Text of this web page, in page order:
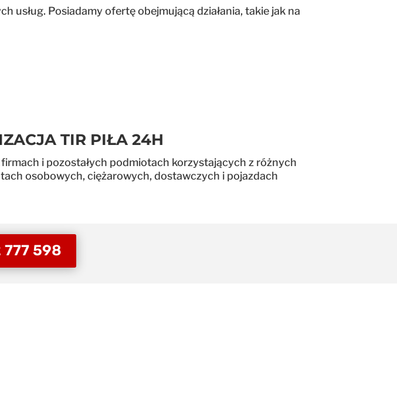
usług. Posiadamy ofertę obejmującą działania, takie jak na
TIR PIŁA 24H
i pozostałych podmiotach korzystających z różnych
osobowych, ciężarowych, dostawczych i pojazdach
777 598